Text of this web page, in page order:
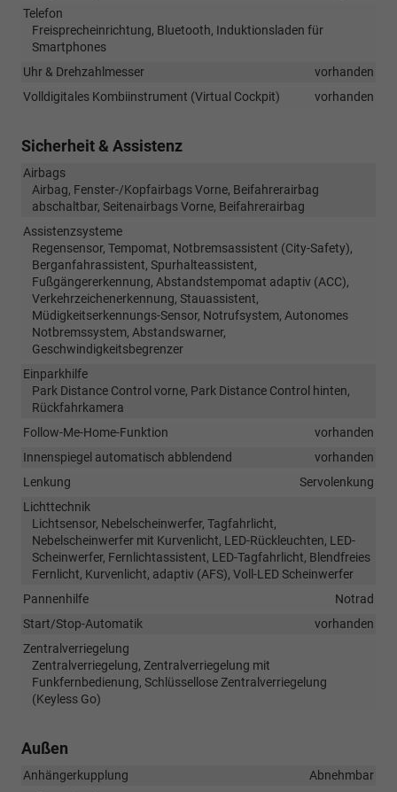
Telefon
Freisprecheinrichtung, Bluetooth, Induktionsladen für
Smartphones
Uhr & Drehzahlmesser
vorhanden
Volldigitales Kombiinstrument (Virtual Cockpit)
vorhanden
Sicherheit & Assistenz
Airbags
Airbag, Fenster-/Kopfairbags Vorne, Beifahrerairbag
abschaltbar, Seitenairbags Vorne, Beifahrerairbag
Assistenzsysteme
Regensensor, Tempomat, Notbremsassistent (City-Safety),
Berganfahrassistent, Spurhalteassistent,
Fußgängererkennung, Abstandstempomat adaptiv (ACC),
Verkehrzeichenerkennung, Stauassistent,
Müdigkeitserkennungs-Sensor, Notrufsystem, Autonomes
Notbremssystem, Abstandswarner,
Geschwindigkeitsbegrenzer
Einparkhilfe
Park Distance Control vorne, Park Distance Control hinten,
Rückfahrkamera
Follow-Me-Home-Funktion
vorhanden
Innenspiegel automatisch abblendend
vorhanden
Lenkung
Servolenkung
Lichttechnik
Lichtsensor, Nebelscheinwerfer, Tagfahrlicht,
Nebelscheinwerfer mit Kurvenlicht, LED-Rückleuchten, LED-
Scheinwerfer, Fernlichtassistent, LED-Tagfahrlicht, Blendfreies
Fernlicht, Kurvenlicht, adaptiv (AFS), Voll-LED Scheinwerfer
Pannenhilfe
Notrad
Start/Stop-Automatik
vorhanden
Zentralverriegelung
Zentralverriegelung, Zentralverriegelung mit
Funkfernbedienung, Schlüssellose Zentralverriegelung
(Keyless Go)
Außen
Anhängerkupplung
Abnehmbar